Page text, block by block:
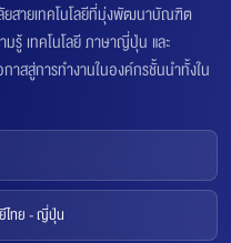
สายเทคโนโลยีที่มุ่งพัฒนาบัณฑิต
รู้ เทคโนโลยี ภาษาญี่ปุ่น และ
าสสู่การทำงานในองค์กรชั้นนำทั้งใน
ไทย - ญี่ปุ่น